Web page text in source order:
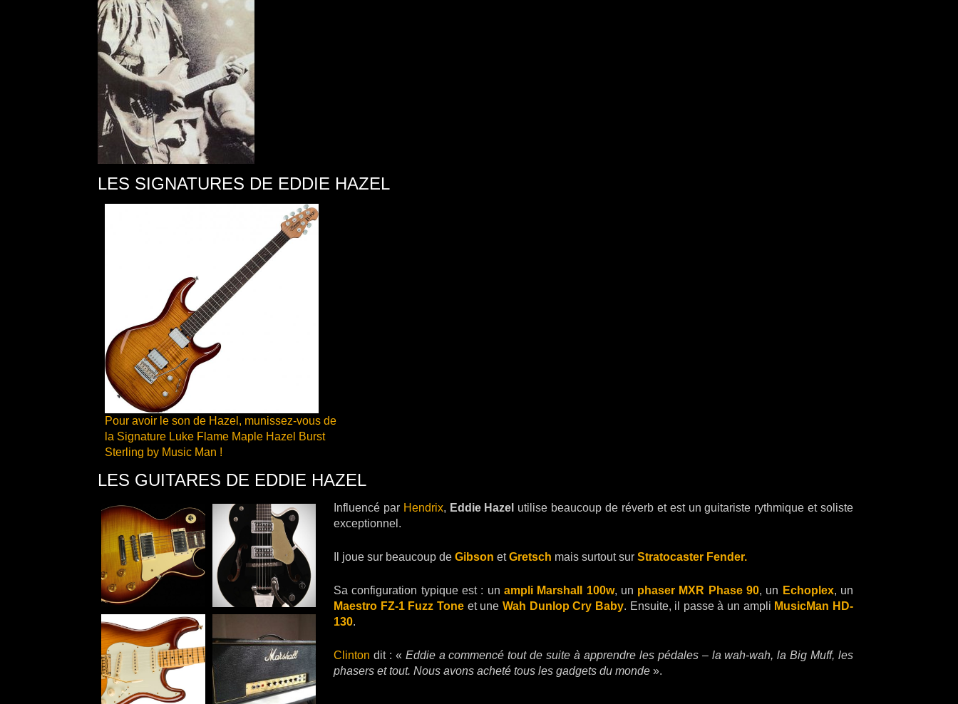
LES SIGNATURES DE EDDIE HAZEL
Pour avoir le son de Hazel, munissez-vous de
la Signature Luke Flame Maple Hazel Burst
Sterling by Music Man !
LES GUITARES DE EDDIE HAZEL
Influencé par Hendrix, Eddie Hazel utilise beaucoup de réverb et est un guitariste rythmique et soliste
exceptionnel.
Il joue sur beaucoup de Gibson etGretsch mais surtout sur Stratocaster Fender.
Sa configuration typique est : un ampli Marshall 100w, un phaser MXR Phase 90, un Echoplex, un
Maestro FZ-1 Fuzz Toneet une Wah Dunlop Cry Baby. Ensuite, il passe à un ampli MusicMan HD-
130.
Clinton dit : « Eddie a commencé tout de suite à apprendre les pédales – la wah-wah, la Big Muff, les
phasers et tout. Nous avons acheté tous les gadgets du monde ».